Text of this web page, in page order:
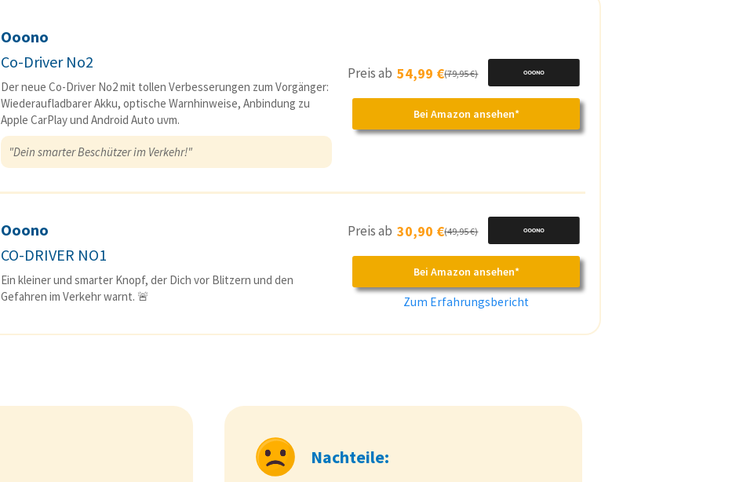
Ooono
Co-Driver No2
Der neue Co-Driver No2 mit tollen Verbesserungen zum Vorgänger:
Wiederaufladbarer Akku, optische Warnhinweise, Anbindung zu
Apple CarPlay und Android Auto uvm.
"Dein smarter Beschützer im Verkehr!"
Preis ab54,99 €(79,95 €)
Bei Amazon ansehen*
Ooono
CO-DRIVER NO1
Ein kleiner und smarter Knopf, der Dich vor Blitzern und den
Gefahren im Verkehr warnt. 🚨
Preis ab30,90 €(49,95 €)
Bei Amazon ansehen*
Zum Erfahrungsbericht
Nachteile: